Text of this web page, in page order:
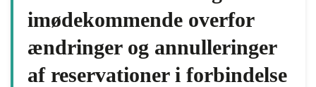
imødekommende overfor
ændringer og annulleringer
af reservationer i forbindelse